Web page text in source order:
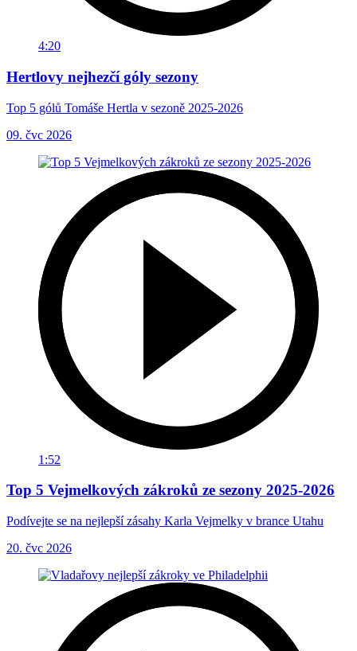
4:20
Hertlovy nejhezčí góly sezony
Top 5 gólů Tomáše Hertla v sezoně 2025-2026
09. čvc 2026
1:52
Top 5 Vejmelkových zákroků ze sezony 2025-2026
Podívejte se na nejlepší zásahy Karla Vejmelky v brance Utahu
20. čvc 2026